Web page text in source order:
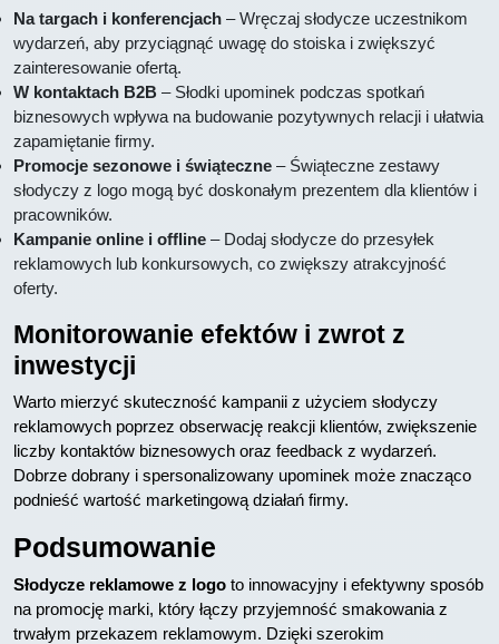
Na targach i konferencjach – Wręczaj słodycze uczestnikom
wydarzeń, aby przyciągnąć uwagę do stoiska i zwiększyć
zainteresowanie ofertą.
W kontaktach B2B – Słodki upominek podczas spotkań
biznesowych wpływa na budowanie pozytywnych relacji i ułatwia
zapamiętanie firmy.
Promocje sezonowe i świąteczne – Świąteczne zestawy
słodyczy z logo mogą być doskonałym prezentem dla klientów i
pracowników.
Kampanie online i offline – Dodaj słodycze do przesyłek
reklamowych lub konkursowych, co zwiększy atrakcyjność
oferty.
Monitorowanie efektów i zwrot z
inwestycji
Warto mierzyć skuteczność kampanii z użyciem słodyczy
reklamowych poprzez obserwację reakcji klientów, zwiększenie
liczby kontaktów biznesowych oraz feedback z wydarzeń.
Dobrze dobrany i spersonalizowany upominek może znacząco
podnieść wartość marketingową działań firmy.
Podsumowanie
Słodycze reklamowe z logo to innowacyjny i efektywny sposób
na promocję marki, który łączy przyjemność smakowania z
trwałym przekazem reklamowym. Dzięki szerokim